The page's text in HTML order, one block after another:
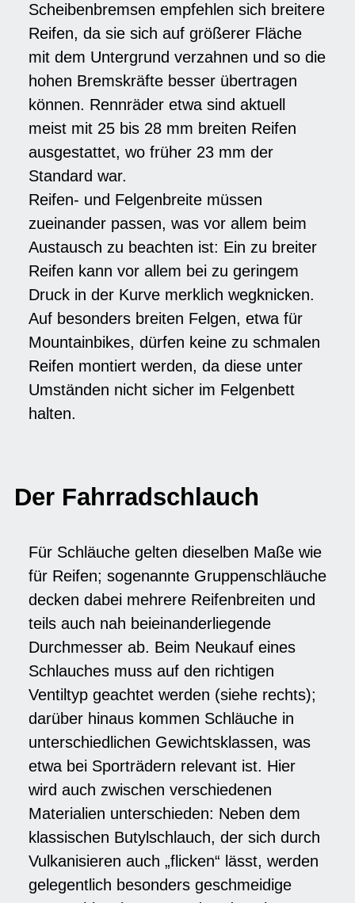
Scheibenbremsen empfehlen sich breitere
Reifen, da sie sich auf größerer Fläche
mit dem Untergrund verzahnen und so die
hohen Bremskräfte besser übertragen
können. Rennräder etwa sind aktuell
meist mit 25 bis 28 mm breiten Reifen
ausgestattet, wo früher 23 mm der
Standard war.
Reifen- und Felgenbreite müssen
zueinander passen, was vor allem beim
Austausch zu beachten ist: Ein zu breiter
Reifen kann vor allem bei zu geringem
Druck in der Kurve merklich wegknicken.
Auf besonders breiten Felgen, etwa für
Mountainbikes, dürfen keine zu schmalen
Reifen montiert werden, da diese unter
Umständen nicht sicher im Felgenbett
halten.
Der Fahrradschlauch
Für Schläuche gelten dieselben Maße wie
für Reifen; sogenannte Gruppenschläuche
decken dabei mehrere Reifenbreiten und
teils auch nah beieinanderliegende
Durchmesser ab. Beim Neukauf eines
Schlauches muss auf den richtigen
Ventiltyp geachtet werden (siehe rechts);
darüber hinaus kommen Schläuche in
unterschiedlichen Gewichtsklassen, was
etwa bei Sporträdern relevant ist. Hier
wird auch zwischen verschiedenen
Materialien unterschieden: Neben dem
klassischen Butylschlauch, der sich durch
Vulkanisieren auch „flicken“ lässt, werden
gelegentlich besonders geschmeidige